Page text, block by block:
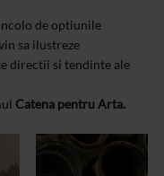
de optiunile
sa ilustreze
directii si tendinte ale
Catena pentru Arta.